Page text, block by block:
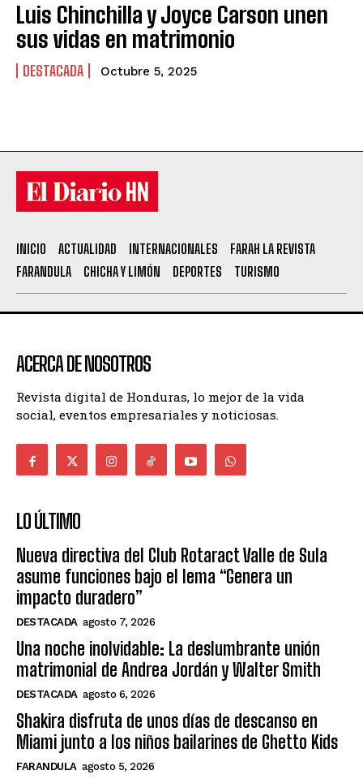
Luis Chinchilla y Joyce Carson unen
sus vidas en matrimonio
DESTACADA Octubre 5, 2025
INICIO ACTUALIDAD INTERNACIONALES
FARAH LA REVISTA
FARANDULA
CHICHA Y LIMÓN DEPORTES TURISMO
ACERCA DE NOSOTROS
Revista digital de Honduras, lo mejor de la vida
social, eventos empresariales y noticiosas.
LO ÚLTIMO
Nueva directiva del Club Rotaract Valle de Sula
asume funciones bajo el lema “Genera un
impacto duradero”
DESTACADA agosto 7, 2026
Una noche inolvidable: La deslumbrante unión
matrimonial de Andrea Jordán y Walter Smith
DESTACADA agosto 6, 2026
Shakira disfruta de unos días de descanso en
Miami junto a los niños bailarines de Ghetto Kids
FARANDULA agosto 5, 2026